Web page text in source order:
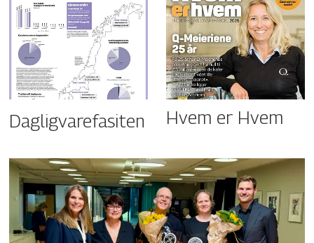
Dagligvarefasiten Hvem er Hvem